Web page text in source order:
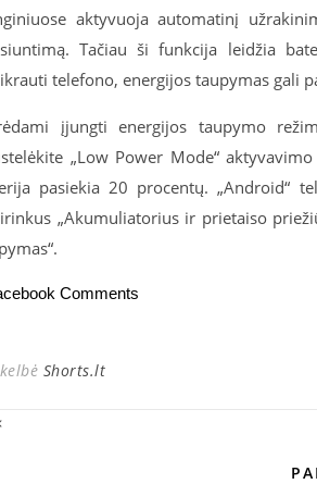
aktyvuoja automatinį
Tačiau ši funkcija leidžia
telefono, energijos taupymas gali
įjungti energijos taupymo
„Low Power Mode“
pasiekia 20 procentų. „Android“
„Akumuliatorius ir prietaiso
Comments
Shorts.lt